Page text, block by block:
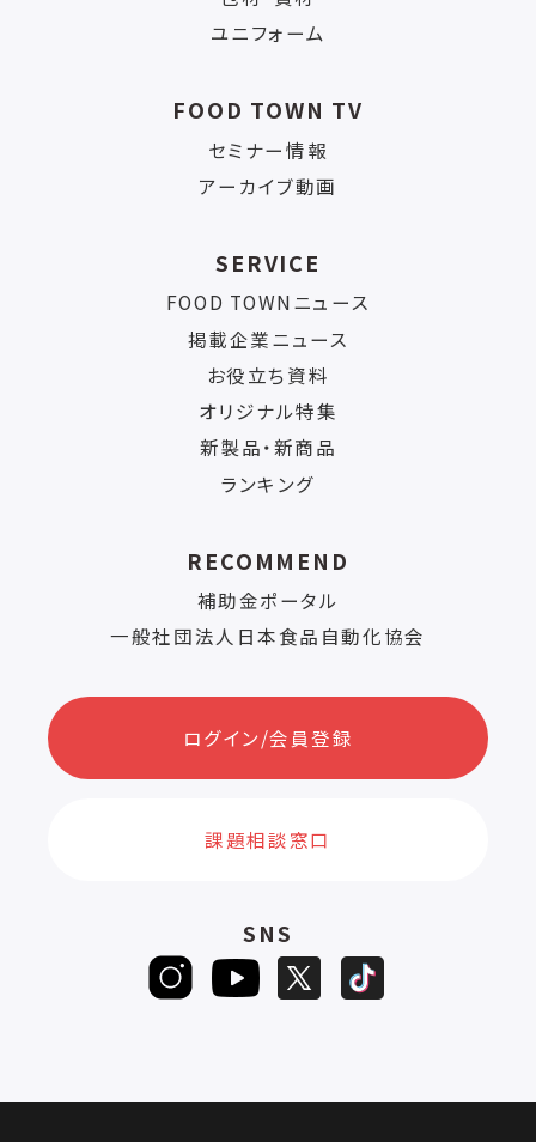
ユニフォーム
FOOD TOWN TV
セミナー情報
アーカイブ動画
SERVICE
FOOD TOWNニュース
掲載企業ニュース
お役立ち資料
オリジナル特集
新製品・新商品
ランキング
RECOMMEND
補助金ポータル
一般社団法人日本食品自動化協会
ログイン/会員登録
課題相談窓口
SNS